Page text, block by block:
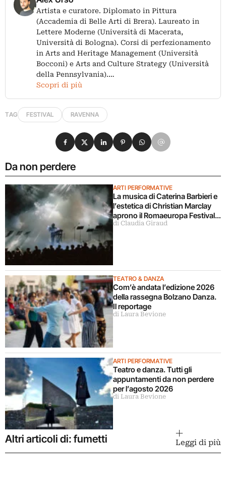
Artista e curatore. Diplomato in Pittura
(Accademia di Belle Arti di Brera). Laureato in
Lettere Moderne (Università di Macerata,
Università di Bologna). Corsi di perfezionamento
in Arts and Heritage Management (Università
Bocconi) e Arts and Culture Strategy (Università
della Pennsylvania).…
Scopri di più
TAG FESTIVAL RAVENNA
Da non perdere
ARTI PERFORMATIVE
La musica di Caterina Barbieri e
l’estetica di Christian Marclay
aprono il Romaeuropa Festival
2026
di Claudia Giraud
TEATRO & DANZA
Com’è andata l’edizione 2026
della rassegna Bolzano Danza.
Il reportage
di Laura Bevione
ARTI PERFORMATIVE
Teatro e danza. Tutti gli
appuntamenti da non perdere
per l’agosto 2026
di Laura Bevione
Condividi su Facebook
Condividi su X
Condividi su LinkedIn
Condividi su Pinterest
Condividi su WhatsApp
Condividi su Email
Altri articoli di: fumetti Leggi di più